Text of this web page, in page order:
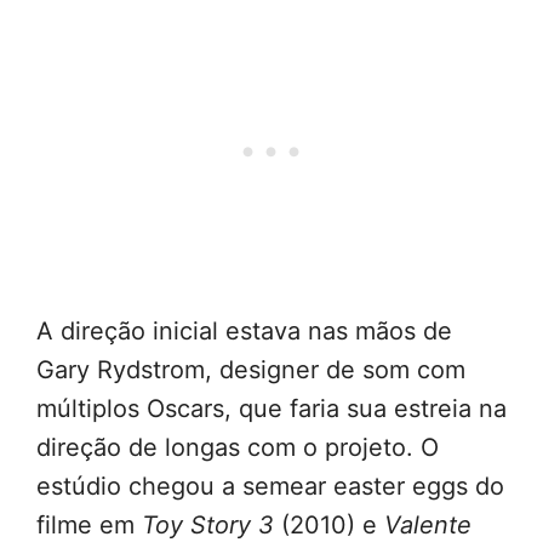
A direção inicial estava nas mãos de
Gary Rydstrom, designer de som com
múltiplos Oscars, que faria sua estreia na
direção de longas com o projeto. O
estúdio chegou a semear easter eggs do
filme em Toy Story 3 (2010) e Valente